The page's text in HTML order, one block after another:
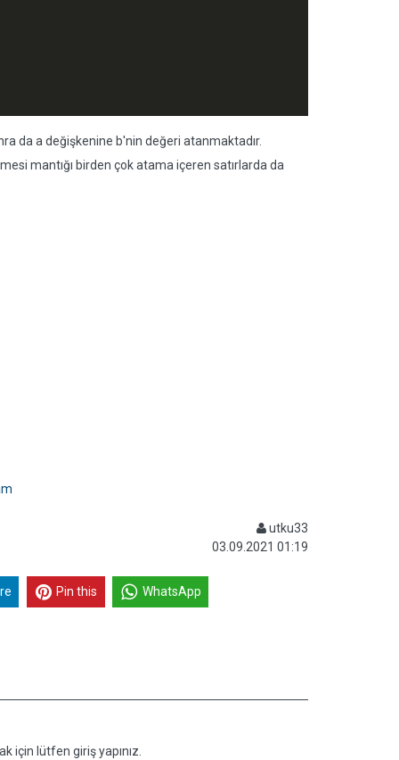
da a değişkenine b'nin değeri atanmaktadır.
mantığı birden çok atama içeren satırlarda da
utku33
03.09.2021 01:19
Pin this WhatsApp
için lütfen giriş yapınız.